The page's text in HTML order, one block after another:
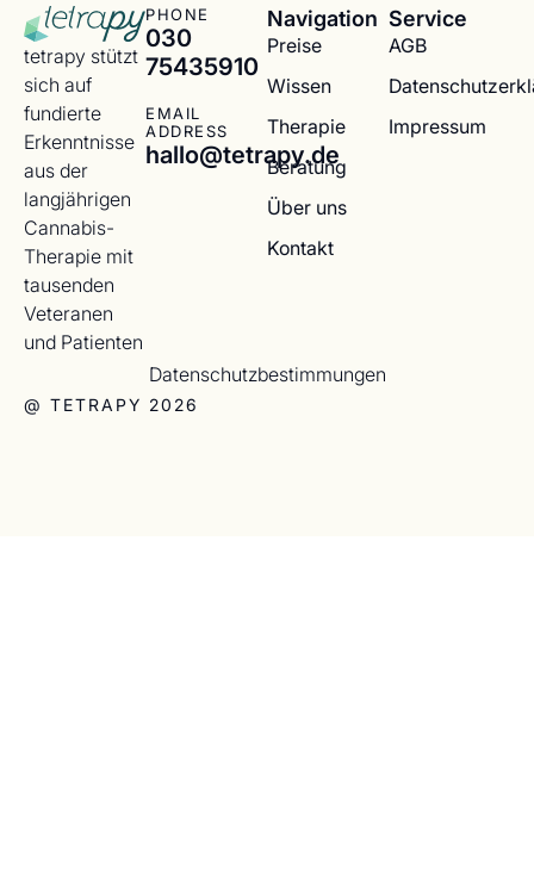
tetrapy stützt
sich auf
fundierte
Erkenntnisse
aus der
langjährigen
Cannabis-
Therapie mit
tausenden
Veteranen
und Patienten
PHONE
030
75435910
EMAIL
ADDRESS
hallo@tetrapy.de
Navigation
Preise
Wissen
Therapie
Beratung
Über uns
Kontakt
Service
AGB
Impressum
@ TETRAPY 2026
Datenschutzbestimmungen